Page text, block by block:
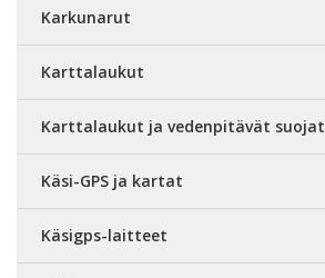
Karkunarut
Karttalaukut
Karttalaukut ja vedenpitävät suojat
Käsi-GPS ja kartat
Käsigps-laitteet